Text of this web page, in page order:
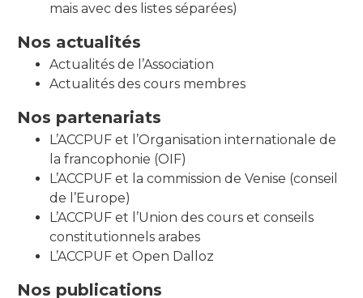
mais avec des listes séparées)
Nos actualités
Actualités de l’Association
Actualités des cours membres
Nos partenariats
L’ACCPUF et l’Organisation internationale de
la francophonie (OIF)
L’ACCPUF et la commission de Venise (conseil
de l’Europe)
L’ACCPUF et l’Union des cours et conseils
constitutionnels arabes
L’ACCPUF et Open Dalloz
Nos publications